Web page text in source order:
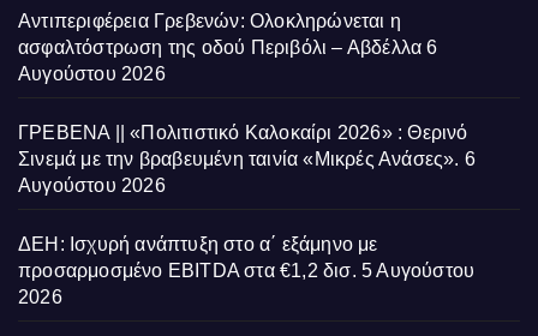
Αντιπεριφέρεια Γρεβενών: Ολοκληρώνεται η
ασφαλτόστρωση της οδού Περιβόλι – Αβδέλλα 6
Αυγούστου 2026
ΓΡΕΒΕΝΑ || «Πολιτιστικό Καλοκαίρι 2026» : Θερινό
Σινεμά με την βραβευμένη ταινία «Μικρές Ανάσες». 6
Αυγούστου 2026
ΔΕΗ: Ισχυρή ανάπτυξη στο α΄ εξάμηνο με
προσαρμοσμένο EBITDA στα €1,2 δισ. 5 Αυγούστου
2026